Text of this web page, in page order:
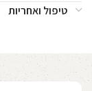
טיפול ואחריות